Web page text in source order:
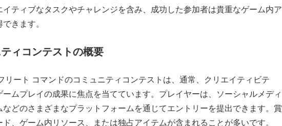
イティブなタスクやチャレンジを含み、成功した参加者は貴重なゲーム内ア
きます。
ィコンテストの概要
リート コマンドのコミュニティコンテストは、通常、クリエイティビテ
ームプレイの成果に焦点を当てています。プレイヤーは、ソーシャルメディ
などのさまざまなプラットフォームを通じてエントリーを提出できます。賞
、ゲーム内リソース、または独占アイテムが含まれることが多いです。